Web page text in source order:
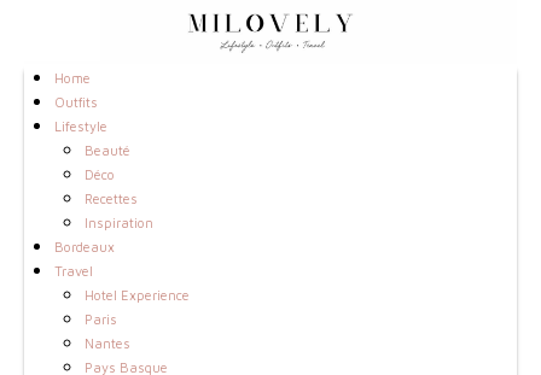
Home
Outfits
Lifestyle
Beauté
Déco
Recettes
Inspiration
Bordeaux
Travel
Hotel Experience
Paris
Nantes
Pays Basque